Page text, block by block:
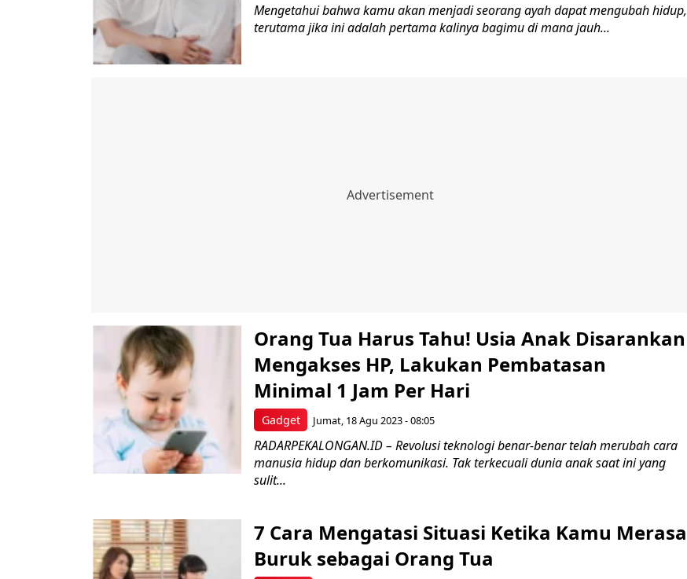
Mengetahui bahwa kamu akan menjadi seorang ayah dapat mengubah hidup,
terutama jika ini adalah pertama kalinya bagimu di mana jauh...
Gadget
Orang Tua Harus Tahu! Usia Anak Disarankan
Mengakses HP, Lakukan Pembatasan
Minimal 1 Jam Per Hari
Jumat, 18 Agu 2023 - 08:05
RADARPEKALONGAN.ID – Revolusi teknologi benar-benar telah merubah cara
manusia hidup dan berkomunikasi. Tak terkecuali dunia anak saat ini yang
sulit...
7 Cara Mengatasi Situasi Ketika Kamu Merasa
Buruk sebagai Orang Tua